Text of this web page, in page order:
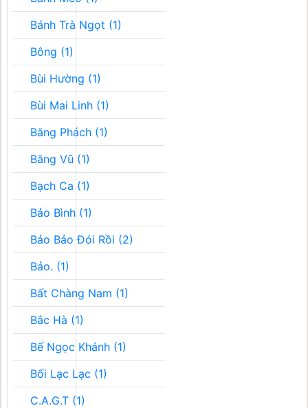
Bánh Trà Ngọt (1)
Bông (1)
Bùi Hường (1)
Bùi Mai Linh (1)
Băng Phách (1)
Băng Vũ (1)
Bạch Ca (1)
Bảo Bình (1)
Bảo Bảo Đói Rồi (2)
Bảo. (1)
Bất Chàng Nam (1)
Bắc Hà (1)
Bế Ngọc Khánh (1)
Bối Lạc Lạc (1)
C.A.G.T (1)